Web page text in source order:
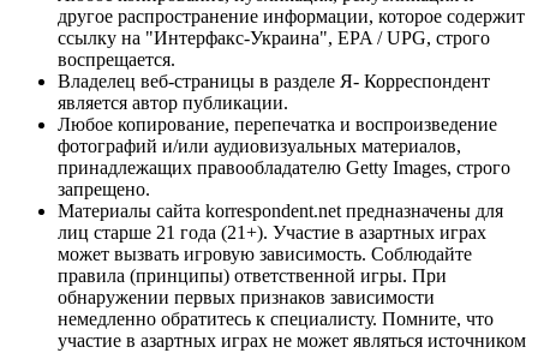
другое распространение информации, которое содержит
ссылку на "Интерфакс-Украина", EPA / UPG, строго
воспрещается.
Владелец веб-страницы в разделе Я- Корреспондент
является автор публикации.
Любое копирование, перепечатка и воспроизведение
фотографий и/или аудиовизуальных материалов,
принадлежащих правообладателю Getty Images, строго
запрещено.
Материалы сайта korrespondent.net предназначены для
лиц старше 21 года (21+). Участие в азартных играх
может вызвать игровую зависимость. Соблюдайте
правила (принципы) ответственной игры. При
обнаружении первых признаков зависимости
немедленно обратитесь к специалисту. Помните, что
участие в азартных играх не может являться источником